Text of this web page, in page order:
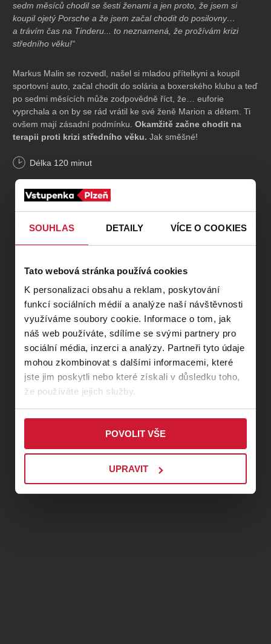
SOUHLAS DETAILY VÍCE O COOKIES
Tato webová stránka používá cookies
K personalizaci obsahu a reklam, poskytování
funkcí sociálních médií a analýze naší návštěvnosti
využíváme soubory cookie. Informace o tom, jak
náš web používáte, sdílíme se svými partnery pro
sociální média, inzerci a analýzy. Partneři tyto údaje
mohou zkombinovat s dalšími informacemi, které
jste jim poskytli nebo které získali v důsledku toho,
že používáte jejich služby.
POVOLIT VŠE
UPRAVIT
sedm měsíců chodil se šesti ženami a jen proto, že jsem si
koupil ojetý Porsche a že jsem začal chodit do posilovny…
a trávím čas na Tinderu... to neznamená, že prožívám krizi
středního věku!“
Markus Malin se rozvedl, našel si mladou přítelkyni a koupil
sportovní auto, začal chodit do solária a boxerského klubu a teď
po sedmi měsících může zodpovědně říct, že… euforie
vyprchala a on by se rád vrátil ke své ženě Marion a dětem. Ti
ovšem mají zásadní podmínku. Okamžitě začne chodit na
terapii proti krizi středního věku. Jak směšné!
Autor nechává svého hrdinu bezohledně otevřeně, bezostyšně
upřímně, ale předevšímvtipně vyprávět o tom, co žádný
chlap nepřizná jenom tak.
tabu, jako např. sex v manželství. Je to ironické a pravdivé
TVŮRCI A OBSAZENÍ
Autor:Stefan Vögel
Překlad:Iva Michňová
Režie: Jakub Nvota
Producent:Michal Mazač
Marek Němec
Marion (hlas ze záznamu): Helena Dvořáková
Délka 120 minut